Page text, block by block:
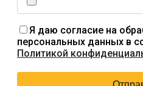
Я даю согласие на
персональных данных в
Политикой